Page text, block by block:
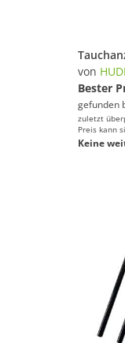
von
Bester
gefunden
zuletzt
Preis kann
Keine